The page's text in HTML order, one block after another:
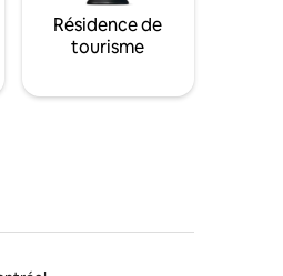
Résidence de
tourisme